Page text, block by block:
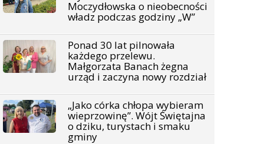
Moczydłowska o nieobecności
władz podczas godziny „W”
Ponad 30 lat pilnowała
każdego przelewu.
Małgorzata Banach żegna
urząd i zaczyna nowy rozdział
„Jako córka chłopa wybieram
wieprzowinę”. Wójt Świętajna
o dziku, turystach i smaku
gminy